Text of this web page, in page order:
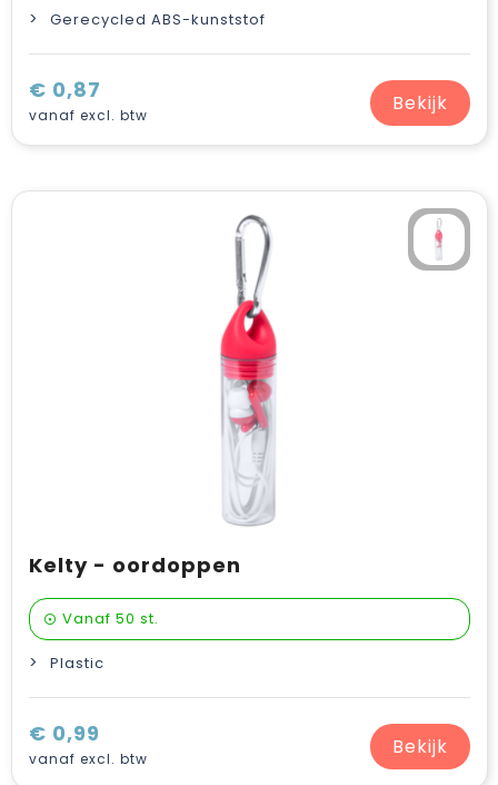
Gerecycled ABS-kunststof
€ 0,87
vanaf excl. btw Bekijk
Kelty - oordoppen
Vanaf 50 st.
Plastic
€ 0,99
vanaf excl. btw Bekijk